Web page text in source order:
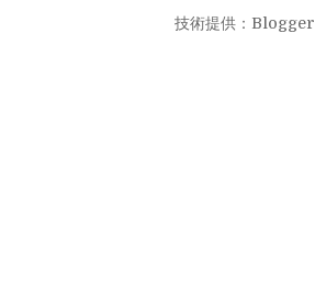
技術提供： Blogger